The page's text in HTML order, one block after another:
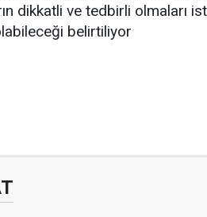
dikkatli ve tedbirli olmaları
belirtiliyor